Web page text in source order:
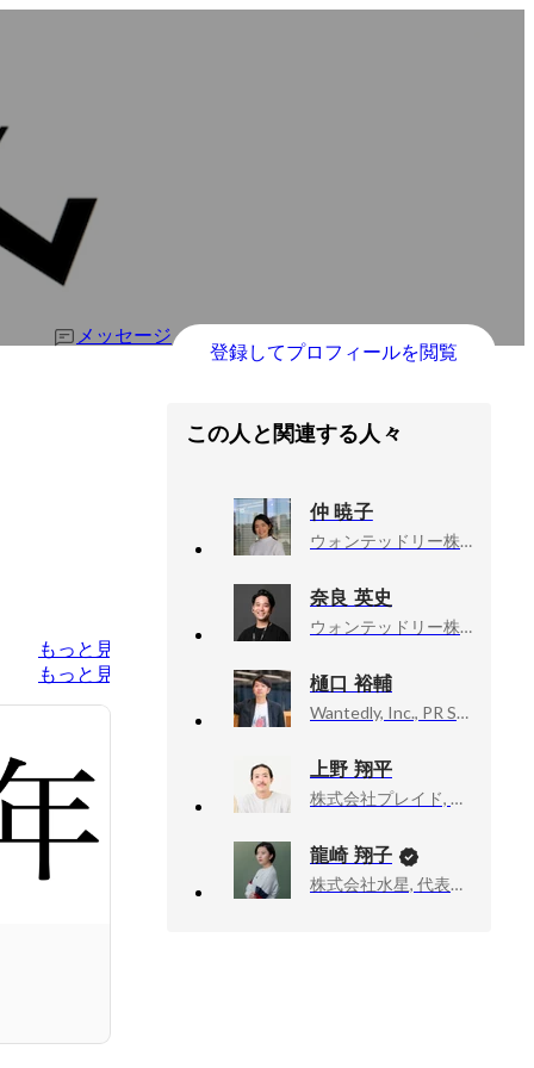
メッセージ
登録してプロフィールを閲覧
もっと見る
もっと見る
この人と関連する人々
仲 暁子
ウォンテッドリー株式会社, Founder, CEO
奈良 英史
ウォンテッドリー株式会社, PR / Brand Marketing Senior Squad Leader
樋口 裕輔
Wantedly, Inc., PR Squad leader / Brand Marketing
上野 翔平
株式会社プレイド, Product Designer
龍崎 翔子
株式会社水星, 代表取締役